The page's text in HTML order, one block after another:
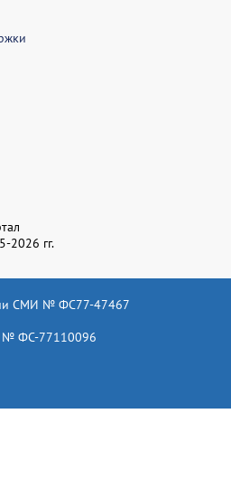
2026 гг.
СМИ № ФС77-47467
№ ФС-77110096